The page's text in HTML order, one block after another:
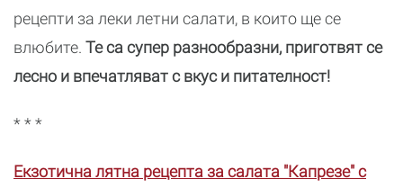
рецепти за леки летни салати, в които ще се
влюбите. Те са супер разнообразни, приготвят се
лесно и впечатляват с вкус и питателност!
* * *
Екзотична лятна рецепта за салата "Капрезе" с